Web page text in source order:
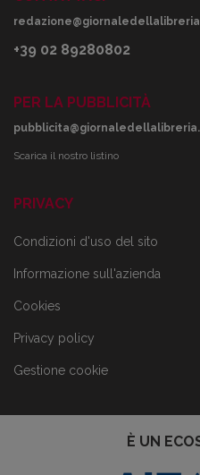
+39 02 89280802
PER LA PUBBLICITÀ
Scarica il nostro listino
PRIVACY
Condizioni d'uso del sito
Informazione sull'azienda
Cookies
Privacy policy
Gestione cookie
È UN